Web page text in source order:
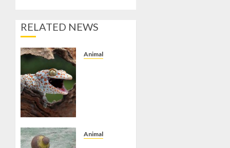
RELATED NEWS
Animal
Alam dan
Animal